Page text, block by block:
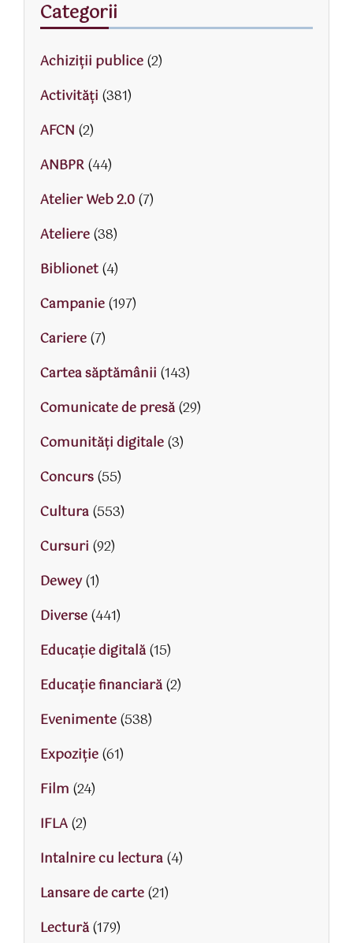
Categorii
Achiziții publice(2)
Activităţi (381)
AFCN (2)
ANBPR(44)
Atelier Web 2.0(7)
Ateliere(38)
Biblionet(4)
Campanie(197)
Cariere(7)
Cartea săptămânii (143)
Comunicate de presă(29)
Comunități digitale(3)
Concurs(55)
Cultura(553)
Cursuri (92)
Dewey(1)
Diverse(441)
Educaţie digitală(15)
Educaţie financiară(2)
Evenimente(538)
Expoziție(61)
Film (24)
IFLA(2)
Intalnire cu lectura(4)
Lansare de carte(21)
Lectură(179)